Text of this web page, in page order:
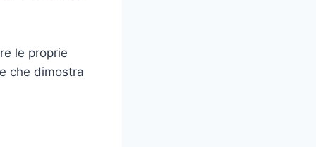
le proprie
che dimostra